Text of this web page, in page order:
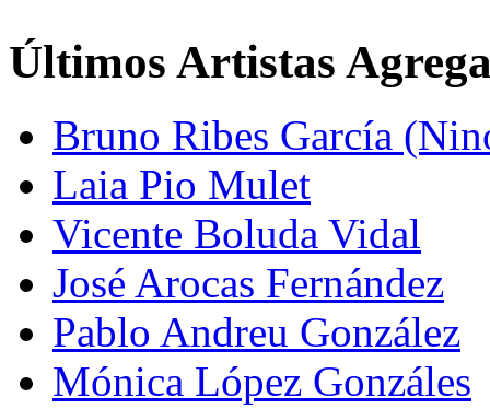
Últimos Artistas
Bruno Ribes García
Laia Pio Mulet
Vicente Boluda Vidal
José Arocas Fernández
Pablo Andreu González
Mónica López Gonzáles